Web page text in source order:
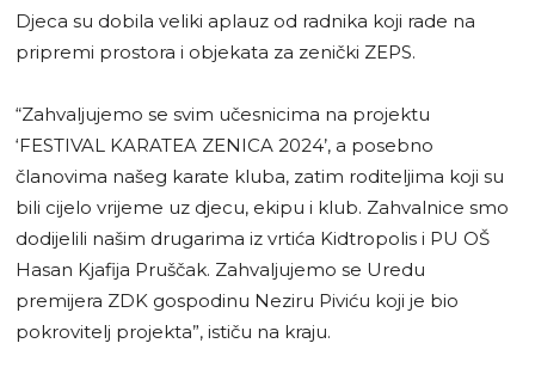
Djeca su dobila veliki aplauz od radnika koji rade na
pripremi prostora i objekata za zenički ZEPS.
“Zahvaljujemo se svim učesnicima na projektu
‘FESTIVAL KARATEA ZENICA 2024’, a posebno
članovima našeg karate kluba, zatim roditeljima koji su
bili cijelo vrijeme uz djecu, ekipu i klub. Zahvalnice smo
dodijelili našim drugarima iz vrtića Kidtropolis i PU OŠ
Hasan Kjafija Pruščak. Zahvaljujemo se Uredu
premijera ZDK gospodinu Neziru Piviću koji je bio
pokrovitelj projekta”, ističu na kraju.